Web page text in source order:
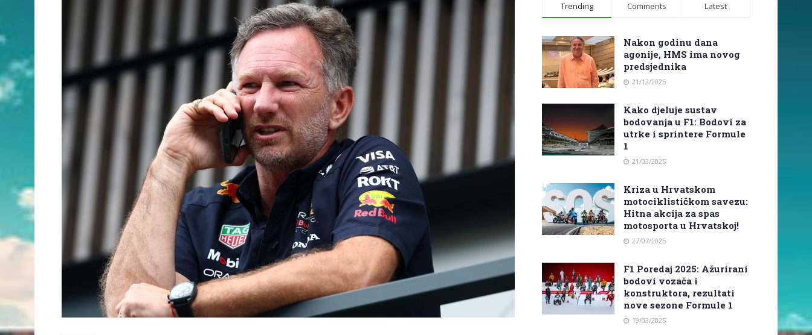
Trending Comments Latest
Nakon godinu dana
agonije, HMS ima novog
predsjednika
21/12/2025
Kako djeluje sustav
bodovanja u F1: Bodovi za
utrke i sprintere Formule
1
21/03/2025
Kriza u Hrvatskom
motociklističkom savezu:
Hitna akcija za spas
motosporta u Hrvatskoj!
27/07/2025
F1 Poredaj 2025: Ažurirani
bodovi vozača i
konstruktora, rezultati
nove sezone Formule 1
19/03/2025